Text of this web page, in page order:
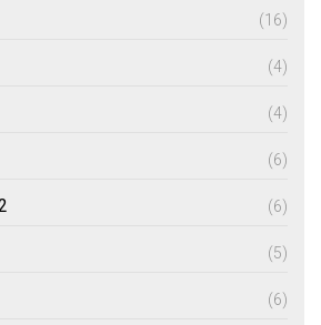
(16)
(4)
(4)
(6)
(6)
(5)
(6)